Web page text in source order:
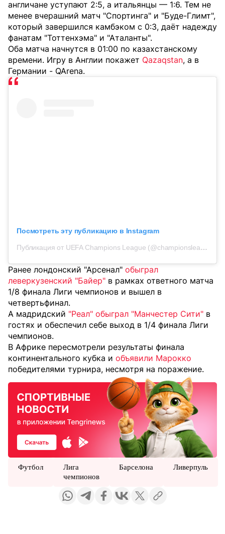
англичане уступают 2:5, а итальянцы — 1:6. Тем не
менее вчерашний матч "Спортинга" и "Буде-Глимт",
который завершился камбэком с 0:3, даёт надежду
фанатам "Тоттенхэма" и "Аталанты".
Оба матча начнутся в 01:00 по казахстанскому
времени. Игру в Англии покажет Qazaqstan, а в
Германии - QArena.
Посмотреть эту публикацию в Instagram
Публикация от UEFA Champions League (@championsleague)
Ранее лондонский "Арсенал" обыграл
леверкузенский "Байер" в рамках ответного матча
1/8 финала Лиги чемпионов и вышел в
четвертьфинал.
А мадридский "Реал" обыграл "Манчестер Сити" в
гостях и обеспечил себе выход в 1/4 финала Лиги
чемпионов.
В Африке пересмотрели результаты финала
континентального кубка и объявили Марокко
победителями турнира, несмотря на поражение.
Футбол
Лига
чемпионов
Барселона Ливерпуль